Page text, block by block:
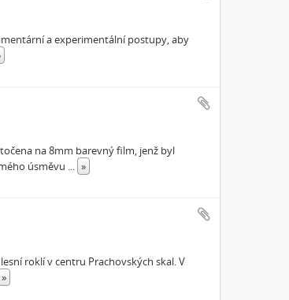
a experimentální postupy, aby
na 8mm barevný film, jenž byl
úsměvu ... »
roklí v centru Prachovských skal. V
»